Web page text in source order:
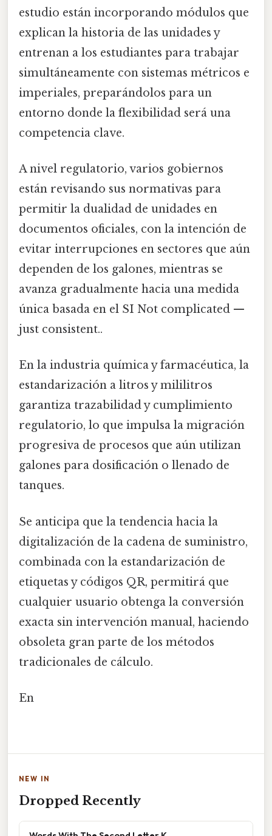
estudio están incorporando módulos que
explican la historia de las unidades y
entrenan a los estudiantes para trabajar
simultáneamente con sistemas métricos e
imperiales, preparándolos para un
entorno donde la flexibilidad será una
competencia clave.
A nivel regulatorio, varios gobiernos
están revisando sus normativas para
permitir la dualidad de unidades en
documentos oficiales, con la intención de
evitar interrupciones en sectores que aún
dependen de los galones, mientras se
avanza gradualmente hacia una medida
única basada en el SI Not complicated —
just consistent..
En la industria química y farmacéutica, la
estandarización a litros y mililitros
garantiza trazabilidad y cumplimiento
regulatorio, lo que impulsa la migración
progresiva de procesos que aún utilizan
galones para dosificación o llenado de
tanques.
Se anticipa que la tendencia hacia la
digitalización de la cadena de suministro,
combinada con la estandarización de
etiquetas y códigos QR, permitirá que
cualquier usuario obtenga la conversión
exacta sin intervención manual, haciendo
obsoleta gran parte de los métodos
tradicionales de cálculo.
En
NEW IN
Dropped Recently